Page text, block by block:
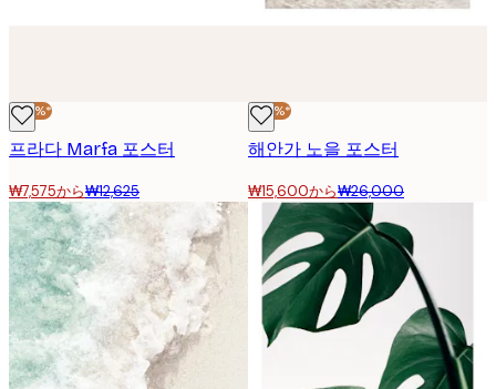
-40%*
프라다 Marfa 포스터
₩7,575から₩12,625
-40%*
해안가 노을 포스터
₩15,600から₩26,000